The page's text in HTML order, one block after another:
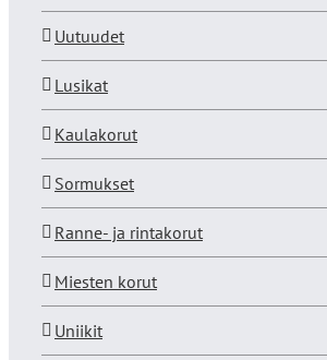
Uutuudet
Lusikat
Kaulakorut
Sormukset
Ranne- ja rintakorut
Miesten korut
Uniikit